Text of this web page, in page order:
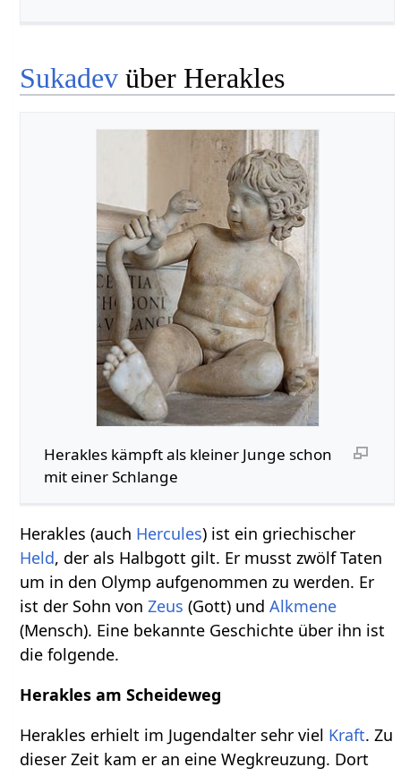
Sukadev über Herakles
Herakles kämpft als kleiner Junge schon
mit einer Schlange
Herakles (auch Hercules) ist ein griechischer
Held, der als Halbgott gilt. Er musst zwölf Taten
um in den Olymp aufgenommen zu werden. Er
ist der Sohn vonZeus (Gott) undAlkmene
(Mensch). Eine bekannte Geschichte über ihn ist
die folgende.
Herakles am Scheideweg
Herakles erhielt im Jugendalter sehr viel Kraft. Zu
dieser Zeit kam er an eine Wegkreuzung. Dort